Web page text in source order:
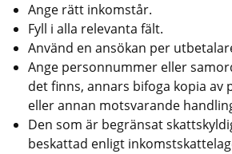
Ange rätt inkomstår.
Fyll i alla relevanta fält.
Använd en ansökan per
Ange personnummer eller
det finns, annars bifoga kopia av
eller annan motsvarande
Den som är begränsat
beskattad enligt